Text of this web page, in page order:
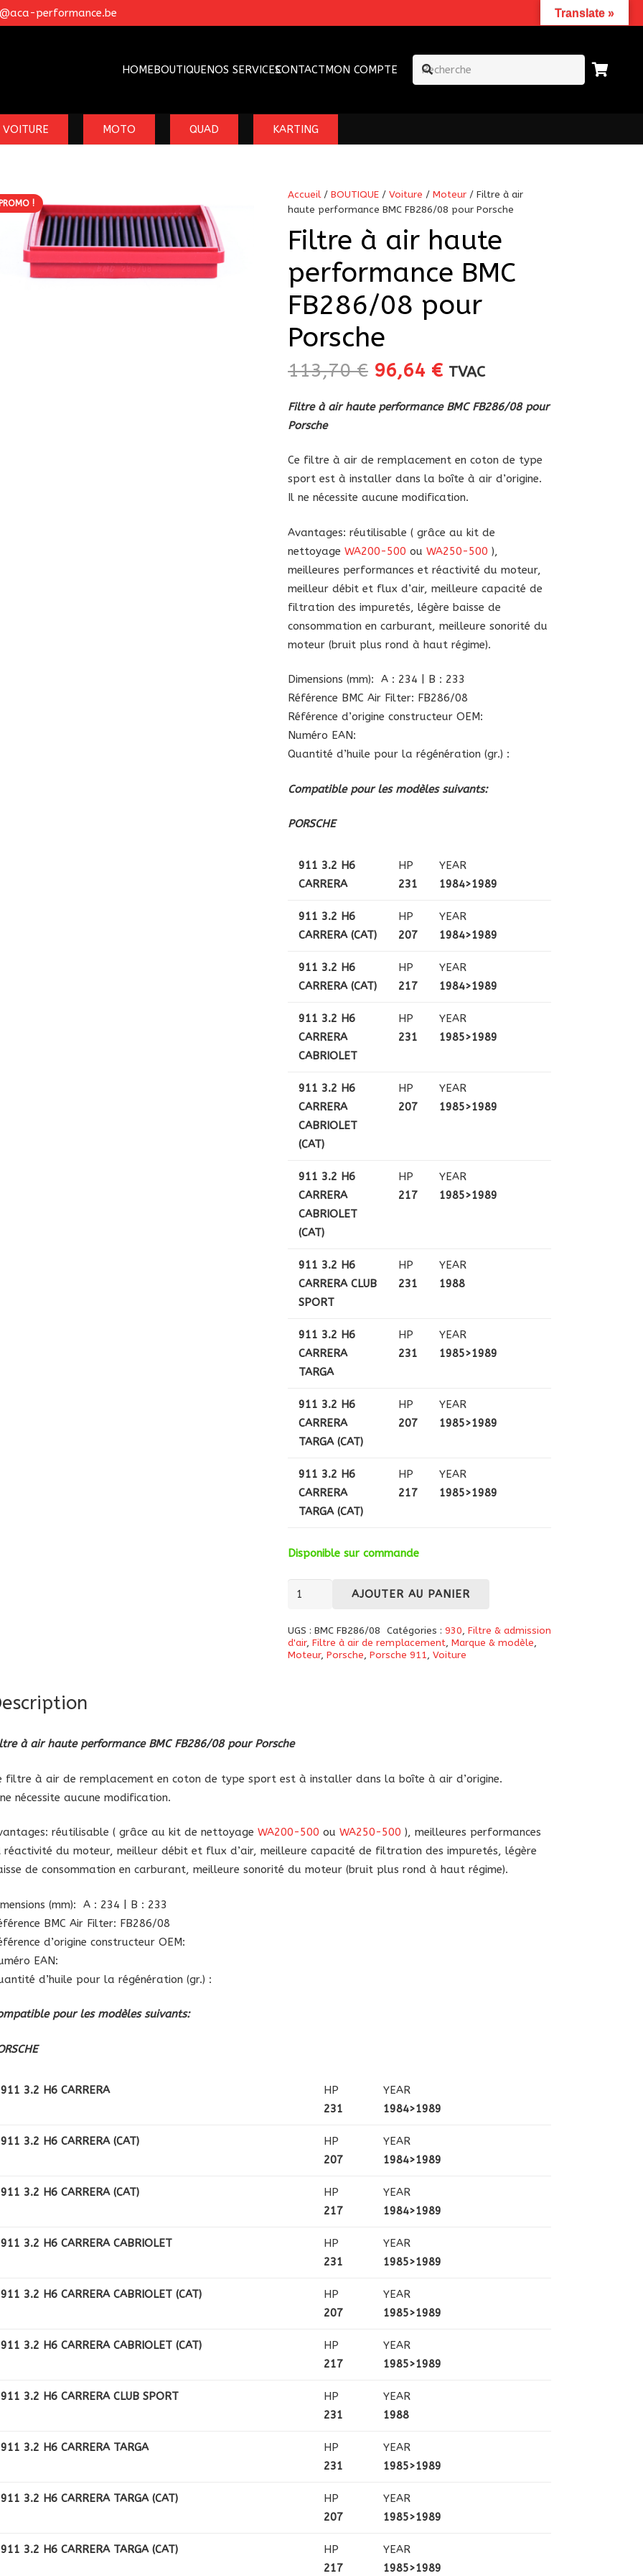
performance.be
HOMEBOUTIQUENOS SERVICESCONTACTMON COMPTE
VOITURE MOTO QUAD KARTING
PROMO !
Accueil/BOUTIQUE /Voiture /Moteur / Filtre à air
haute performance BMC FB286/08 pour Porsche
Filtre à air haute
performance BMC
FB286/08 pour
Porsche
113,70€ Le
initial
96,64 €Le
actuel
TVAC
Filtre à air haute performance BMC FB286/08 pour
Porsche
Ce filtre à air de remplacement en coton de type
sport est à installer dans la boîte à air d’origine.
Il ne nécessite aucune modification.
Avantages: réutilisable ( grâce au kit de
nettoyageWA200-500 ouWA250-500 ),
meilleures performances et réactivité du moteur,
meilleur débit et flux d’air, meilleure capacité de
filtration des impuretés, légère baisse de
consommation en carburant, meilleure sonorité du
moteur (bruit plus rond à haut régime).
Dimensions (mm): A : 234 | B : 233
Référence BMC Air Filter: FB286/08
Référence d’origine constructeur OEM:
Numéro EAN:
Quantité d’huile pour la régénération (gr.) :
Compatible pour les modèles suivants:
PORSCHE
911 3.2 H6
CARRERA
HP
231
YEAR
1984>1989
911 3.2 H6
CARRERA (CAT)
HP
207
YEAR
1984>1989
911 3.2 H6
CARRERA (CAT)
HP
217
YEAR
1984>1989
911 3.2 H6
CARRERA
CABRIOLET
HP
231
YEAR
1985>1989
911 3.2 H6
CARRERA
CABRIOLET
(CAT)
HP
207
YEAR
1985>1989
911 3.2 H6
CARRERA
CABRIOLET
(CAT)
HP
217
YEAR
1985>1989
911 3.2 H6
CARRERA CLUB
SPORT
HP
231
YEAR
1988
911 3.2 H6
CARRERA
TARGA
HP
231
YEAR
1985>1989
911 3.2 H6
CARRERA
TARGA (CAT)
HP
207
YEAR
1985>1989
911 3.2 H6
CARRERA
TARGA (CAT)
HP
217
YEAR
1985>1989
Disponible sur commande
quantité
Filtre
à
air
Porsche
AJOUTER AU PANIER
UGS :BMC FB286/08 Catégories : 930, Filtre & admission
d'air,Filtre à air de remplacement,Marque & modèle,
Moteur,Porsche,Porsche 911,Voiture
à air haute performance BMC FB286/08 pour Porsche
filtre à air de remplacement en coton de type sport est à installer dans la boîte à air d’origine.
nécessite aucune modification.
réutilisable ( grâce au kit de nettoyageWA200-500 ouWA250-500 ), meilleures performances
réactivité du moteur, meilleur débit et flux d’air, meilleure capacité de filtration des impuretés, légère
de consommation en carburant, meilleure sonorité du moteur (bruit plus rond à haut régime).
(mm): A : 234 | B : 233
BMC Air Filter: FB286/08
d’origine constructeur OEM:
EAN:
d’huile pour la régénération (gr.) :
pour les modèles suivants:
911 3.2 H6 CARRERA
HP
231
YEAR
1984>1989
911 3.2 H6 CARRERA (CAT)
HP
207
YEAR
1984>1989
911 3.2 H6 CARRERA (CAT)
HP
217
YEAR
1984>1989
911 3.2 H6 CARRERA CABRIOLET
HP
231
YEAR
1985>1989
911 3.2 H6 CARRERA CABRIOLET (CAT)
HP
207
YEAR
1985>1989
911 3.2 H6 CARRERA CABRIOLET (CAT)
HP
217
YEAR
1985>1989
911 3.2 H6 CARRERA CLUB SPORT
HP
231
YEAR
1988
911 3.2 H6 CARRERA TARGA
HP
231
YEAR
1985>1989
911 3.2 H6 CARRERA TARGA (CAT)
HP
207
YEAR
1985>1989
911 3.2 H6 CARRERA TARGA (CAT)
HP
217
YEAR
1985>1989
Translate »